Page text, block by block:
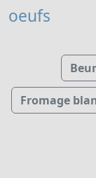
oeufs
Fromage